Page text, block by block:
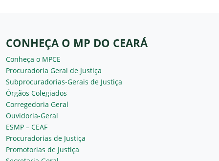
CONHEÇA O MP DO CEARÁ
Conheça o MPCE
Procuradoria Geral de Justiça
Subprocuradorias-Gerais de Justiça
Órgãos Colegiados
Corregedoria Geral
Ouvidoria-Geral
ESMP – CEAF
Procuradorias de Justiça
Promotorias de Justiça